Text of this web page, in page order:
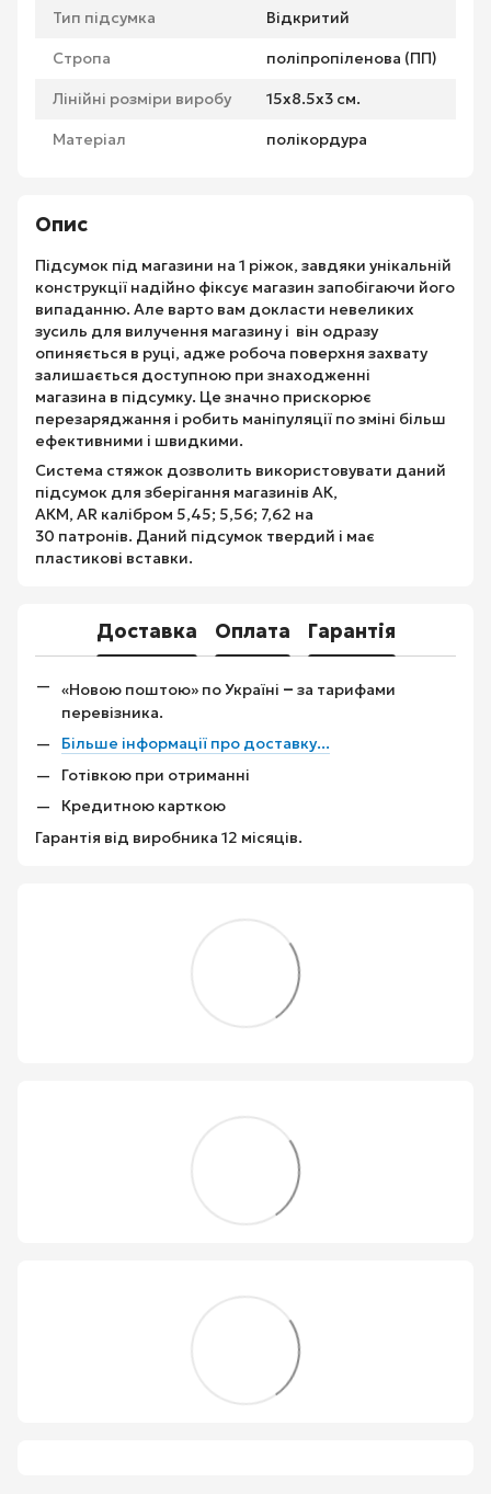
Тип підсумка Відкритий
Стропа поліпропіленова (ПП)
Лінійні розміри виробу 15х8.5х3 см.
Матеріал полікордура
Опис
Підсумок під магазини на 1 ріжок, завдяки унікальній
конструкції надійно фіксує магазин запобігаючи його
випаданню. Але варто вам докласти невеликих
зусиль для вилучення магазину і він одразу
опиняється в руці, адже робоча поверхня захвату
залишається доступною при знаходженні
магазина в підсумку. Це значно прискорює
перезаряджання і робить маніпуляції по зміні більш
ефективними і швидкими.
Система стяжок дозволить використовувати даний
підсумок для зберігання магазинів АК,
АКМ, AR калібром 5,45; 5,56; 7,62 на
30 патронів. Даний підсумок твердий і має
пластикові вставки.
Доставка Оплата Гарантія
«Новою поштою» по Україні – за тарифами
перевізника.
Більше інформації про доставку...
Готівкою при отриманні
Кредитною карткою
Гарантія від виробника 12 місяців.